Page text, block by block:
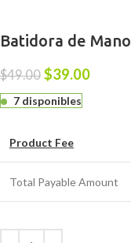
Batidora de Mano
$49.00 $39.00
7 disponibles
Product Fee
Total Payable Amount